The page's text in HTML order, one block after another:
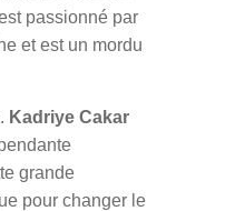
passionné par
et est un mordu
Kadriye Cakar
grande
pour changer le